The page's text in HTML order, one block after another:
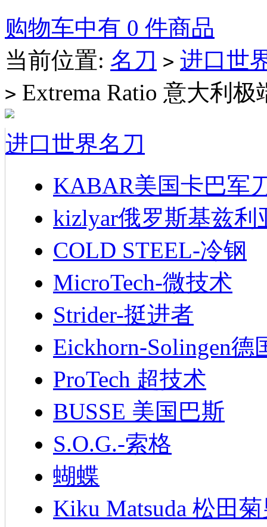
购物车中有 0 件商品
当前位置: 名刀 > 进口世
> Extrema Ratio 意大利
进口世界名刀
KABAR美国卡巴军
kizlyar俄罗斯基兹利
COLD STEEL-冷钢
MicroTech-微技术
Strider-挺进者
Eickhorn-Solingen德
ProTech 超技术
BUSSE 美国巴斯
S.O.G.-索格
蝴蝶
Kiku Matsuda 松田